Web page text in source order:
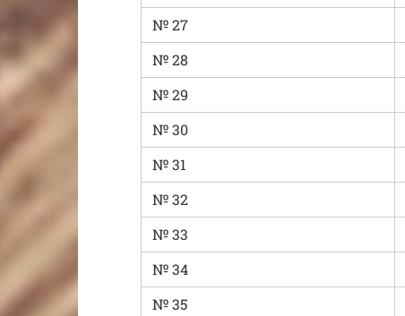
№ 27
№ 28
№ 29
№ 30
№ 31
№ 32
№ 33
№ 34
№ 35